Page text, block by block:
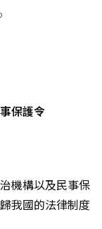
保護令
機構以及民事保
我國的法律制度